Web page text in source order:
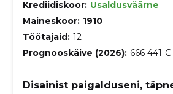
Krediidiskoor: Usaldusväärne
Maineskoor: 1910
Töötajaid: 12
Prognooskäive (2026): 666 441 €
Disainist paigalduseni,